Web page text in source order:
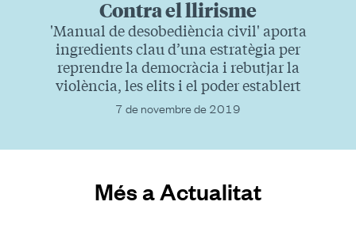
Contra el llirisme
'Manual de desobediència civil' aporta
ingredients clau d’una estratègia per
reprendre la democràcia i rebutjar la
violència, les elits i el poder establert
7 de novembre de 2019
Més a Actualitat